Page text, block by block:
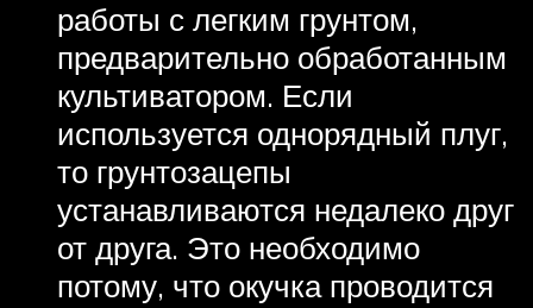
работы с легким грунтом,
предварительно обработанным
культиватором. Если
используется однорядный плуг,
то грунтозацепы
устанавливаются недалеко друг
от друга. Это необходимо
потому, что окучка проводится